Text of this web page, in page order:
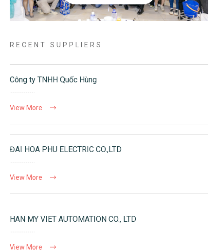
RECENT SUPPLIERS
Công ty TNHH Quốc Hùng
View More
ĐAI HOA PHU ELECTRIC CO.,LTD
View More
HAN MY VIET AUTOMATION CO., LTD
View More